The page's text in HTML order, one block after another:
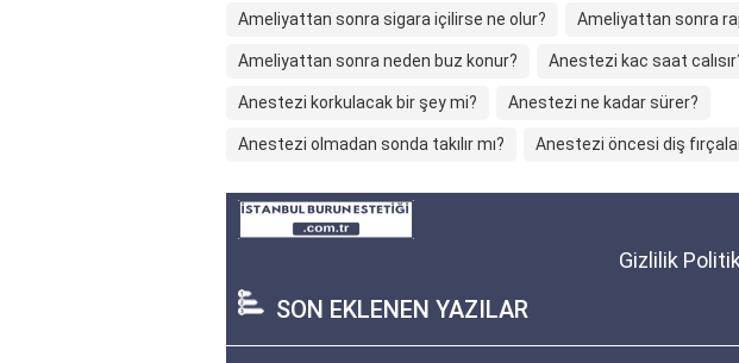
Ameliyattan sonra sigara içilirse ne olur? Ameliyattan sonra
Ameliyattan sonra neden buz konur? Anestezi kac saat
Anestezi korkulacak bir şey mi? Anestezi ne kadar sürer?
Anestezi olmadan sonda takılır mı? Anestezi öncesi diş
Gizlilik
SON EKLENEN YAZILAR